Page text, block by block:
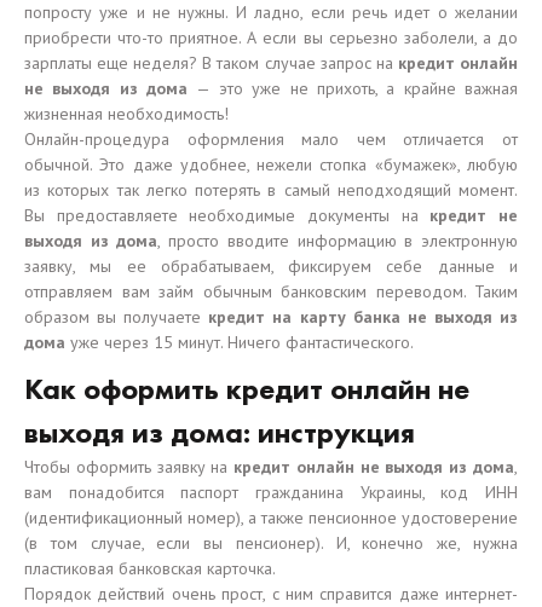
попросту уже и не нужны. И ладно, если речь идет о желании
приобрести что-то приятное. А если вы серьезно заболели, а до
зарплаты еще неделя? В таком случае запрос на кредит онлайн
не выходя из дома — это уже не прихоть, а крайне важная
жизненная необходимость!
Онлайн-процедура оформления мало чем отличается от
обычной. Это даже удобнее, нежели стопка «бумажек», любую
из которых так легко потерять в самый неподходящий момент.
Вы предоставляете необходимые документы на кредит не
выходя из дома, просто вводите информацию в электронную
заявку, мы ее обрабатываем, фиксируем себе данные и
отправляем вам займ обычным банковским переводом. Таким
образом вы получаете кредит на карту банка не выходя из
дома уже через 15 минут. Ничего фантастического.
Как оформить кредит онлайн не
выходя из дома: инструкция
Чтобы оформить заявку на кредит онлайн не выходя из дома,
вам понадобится паспорт гражданина Украины, код ИНН
(идентификационный номер), а также пенсионное удостоверение
(в том случае, если вы пенсионер). И, конечно же, нужна
пластиковая банковская карточка.
Порядок действий очень прост, с ним справится даже интернет-